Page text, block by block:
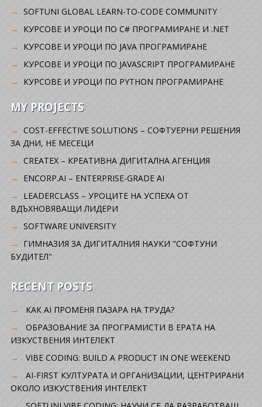
SOFTUNI GLOBAL LEARN-TO-CODE COMMUNITY
КУРСОВЕ И УРОЦИ ПО C# ПРОГРАМИРАНЕ И .NET
КУРСОВЕ И УРОЦИ ПО JAVA ПРОГРАМИРАНЕ
КУРСОВЕ И УРОЦИ ПО JAVASCRIPT ПРОГРАМИРАНЕ
КУРСОВЕ И УРОЦИ ПО PYTHON ПРОГРАМИРАНЕ
MY PROJECTS
COST-EFFECTIVE SOLUTIONS – СОФТУЕРНИ РЕШЕНИЯ
ЗА ДНИ, НЕ МЕСЕЦИ
CREATEX – КРЕАТИВНА ДИГИТАЛНА АГЕНЦИЯ
ENCORP.AI – ENTERPRISE-GRADE AI
LEADERCLASS – УРОЦИТЕ НА УСПЕХА ОТ
ВДЪХНОВЯВАЩИ ЛИДЕРИ
SOFTWARE UNIVERSITY
ГИМНАЗИЯ ЗА ДИГИТАЛНИЯ НАУКИ "СОФТУНИ
БУДИТЕЛ"
RECENT POSTS
КАК AI ПРОМЕНЯ ПАЗАРА НА ТРУДА?
ОБРАЗОВАНИЕ ЗА ПРОГРАМИСТИ В ЕРАТА НА
ИЗКУСТВЕНИЯ ИНТЕЛЕКТ
VIBE CODING: BUILD A PRODUCT IN ONE WEEKEND
AI-FIRST КУЛТУРАТА И ОРГАНИЗАЦИИ, ЦЕНТРИРАНИ
ОКОЛО ИЗКУСТВЕНИЯ ИНТЕЛЕКТ